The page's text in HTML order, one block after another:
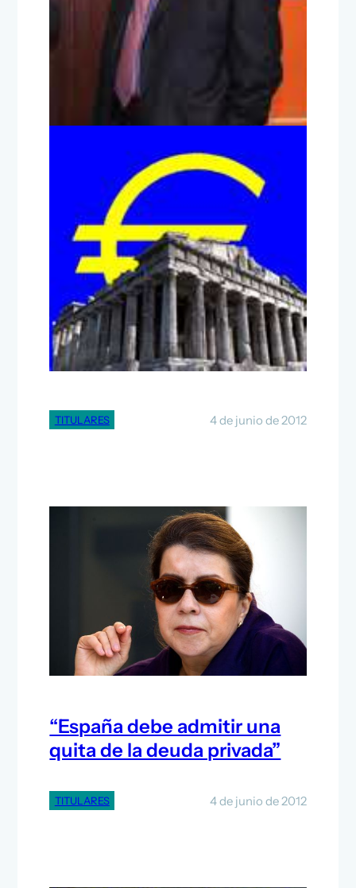
4 de junio de 2012
UE, BCE y Eurogrupo
trabajan en un plan para
reestructurar la eurozona
TITULARES 4 de junio de 2012
“España debe admitir una
quita de la deuda privada”
TITULARES 4 de junio de 2012